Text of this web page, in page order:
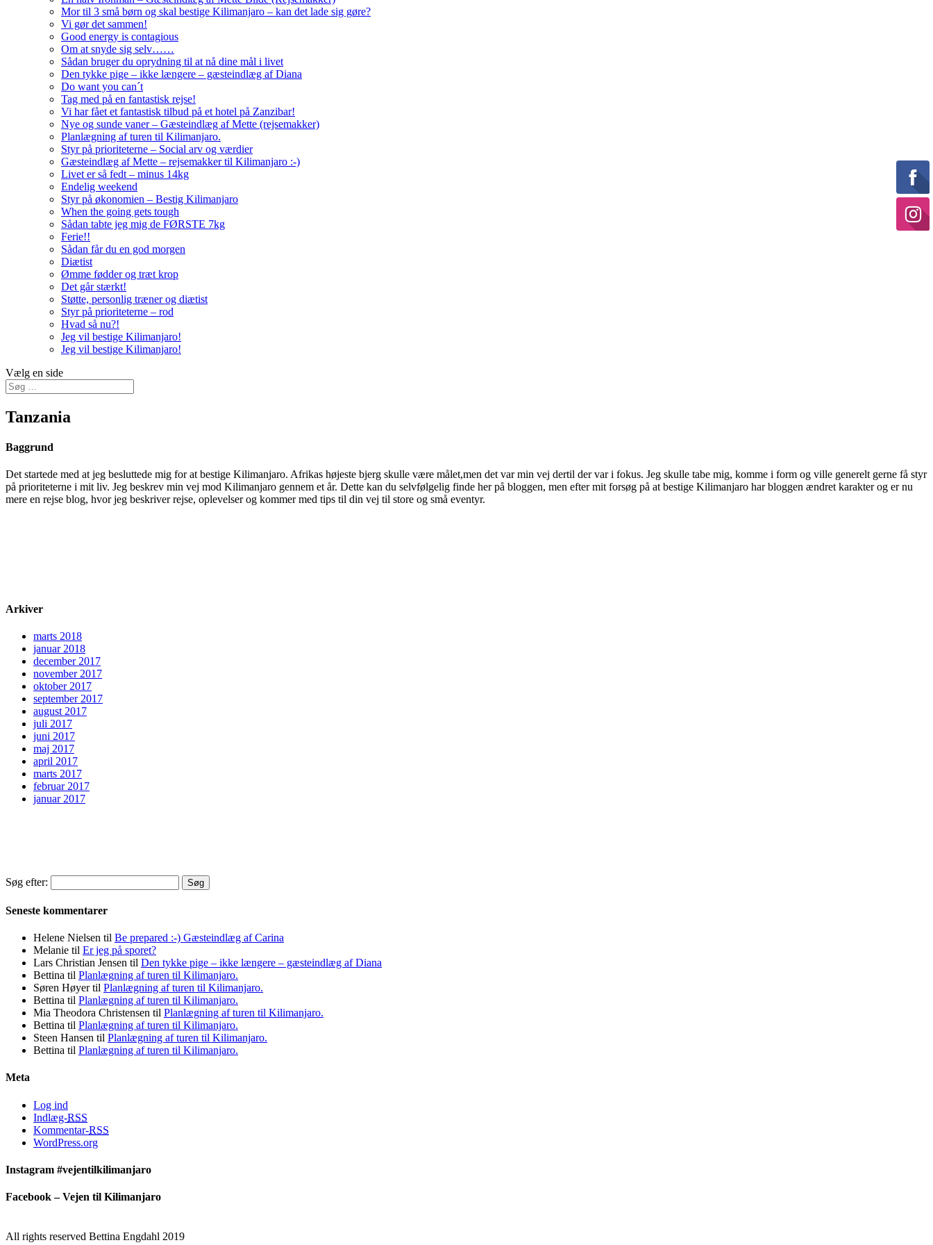
Mor til 3 små børn og skal bestige Kilimanjaro – kan det lade sig gøre?
Vi gør det sammen!
Good energy is contagious
Om at snyde sig selv……
Sådan bruger du oprydning til at nå dine mål i livet
Den tykke pige – ikke længere – gæsteindlæg af Diana
Do want you can´t
Tag med på en fantastisk rejse!
Vi har fået et fantastisk tilbud på et hotel på Zanzibar!
Nye og sunde vaner – Gæsteindlæg af Mette (rejsemakker)
Planlægning af turen til Kilimanjaro.
Styr på prioriteterne – Social arv og værdier
Gæsteindlæg af Mette – rejsemakker til Kilimanjaro :-)
Livet er så fedt – minus 14kg
Endelig weekend
Styr på økonomien – Bestig Kilimanjaro
When the going gets tough
Sådan tabte jeg mig de FØRSTE 7kg
Ferie!!
Sådan får du en god morgen
Diætist
Ømme fødder og træt krop
Det går stærkt!
Støtte, personlig træner og diætist
Styr på prioriteterne – rod
Hvad så nu?!
Jeg vil bestige Kilimanjaro!
Jeg vil bestige Kilimanjaro!
Vælg en side
Tanzania
Baggrund
Det startede med at jeg besluttede mig for at bestige Kilimanjaro. Afrikas højeste bjerg skulle være målet,men det var min vej dertil der var i fokus. Jeg skulle tabe mig, komme i form og ville generelt gerne få styr
på prioriteterne i mit liv. Jeg beskrev min vej mod Kilimanjaro gennem et år. Dette kan du selvfølgelig finde her på bloggen, men efter mit forsøg på at bestige Kilimanjaro har bloggen ændret karakter og er nu
mere en rejse blog, hvor jeg beskriver rejse, oplevelser og kommer med tips til din vej til store og små eventyr.
Arkiver
marts 2018
januar 2018
december 2017
november 2017
oktober 2017
september 2017
august 2017
juli 2017
juni 2017
maj 2017
april 2017
marts 2017
februar 2017
januar 2017
Søg efter:
Seneste kommentarer
Helene Nielsen til Be prepared :-) Gæsteindlæg af Carina
Melanie til Er jeg på sporet?
Lars Christian Jensen til Den tykke pige – ikke længere – gæsteindlæg af Diana
Bettina til Planlægning af turen til Kilimanjaro.
Søren Høyertil Planlægning af turen til Kilimanjaro.
Bettina til Planlægning af turen til Kilimanjaro.
Mia Theodora Christensen til Planlægning af turen til Kilimanjaro.
Bettina til Planlægning af turen til Kilimanjaro.
Steen Hansen til Planlægning af turen til Kilimanjaro.
Bettina til Planlægning af turen til Kilimanjaro.
Meta
Log ind
Indlæg-RSS
Kommentar-RSS
WordPress.org
Instagram #vejentilkilimanjaro
Facebook – Vejen til Kilimanjaro
All rights reserved Bettina Engdahl 2019